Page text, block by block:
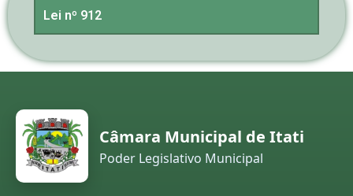
Lei nº 912
Câmara Municipal de Itati
Poder Legislativo Municipal